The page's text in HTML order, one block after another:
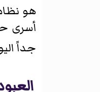
هو
أسرى
جداً